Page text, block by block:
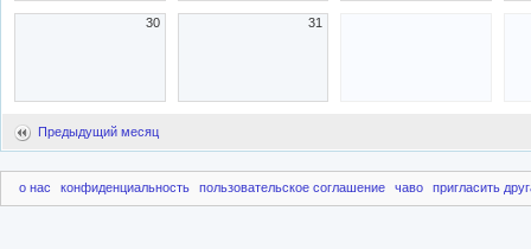
30 31
Предыдущий месяц
о нас конфиденциальность пользовательское соглашение чаво пригласить